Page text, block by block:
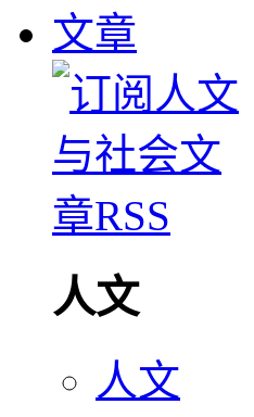
文章
人文
人文